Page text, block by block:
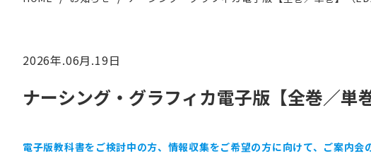
2026年.06月.19日
ナーシング・グラフィカ電子版【全巻／
電子版教科書をご検討中の方、情報収集をご希望の方に向けて、ご案内会